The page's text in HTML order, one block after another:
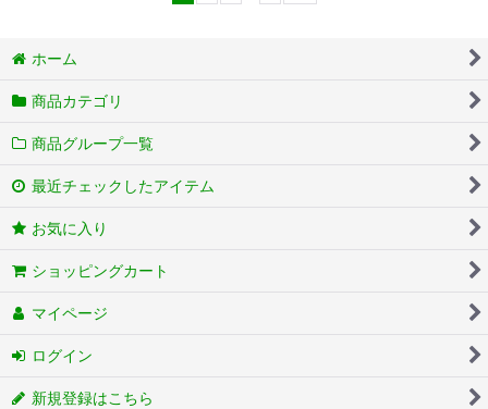
ホーム
商品カテゴリ
商品グループ一覧
最近チェックしたアイテム
お気に入り
ショッピングカート
マイページ
ログイン
新規登録はこちら